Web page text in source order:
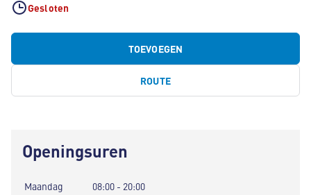
Gesloten
TOEVOEGEN
ROUTE
Openingsuren
Maandag
08:00 - 20:00